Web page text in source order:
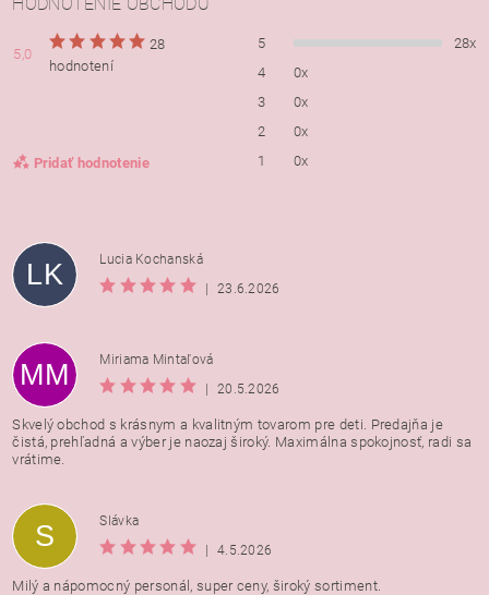
5,0
28
hodnotení
Pridať hodnotenie
5
28x
4
0x
3
0x
2
0x
1
0x
Vložením hodnotenie súhlasíte s
osobných údajov
LK
Lucia Kochanská
|
23.6.2026
MM
Miriama Mintaľová
|
20.5.2026
Skvelý obchod s krásnym a kvalitným tovarom pre deti. Predajňa je
čistá, prehľadná a výber je naozaj široký. Maximálna spokojnosť, radi sa
vrátime.
S
Slávka
|
4.5.2026
Milý a nápomocný personál, super ceny, široký sortiment.